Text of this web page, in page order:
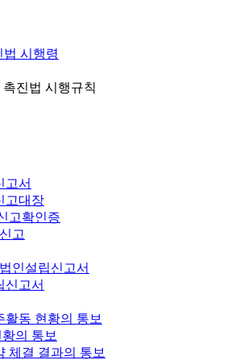
시행령
진법 시행규칙
고서
고대장
고확인증
고
인설립신고서
신고서
동 현황의 통보
의 통보
체결 결과의 통보